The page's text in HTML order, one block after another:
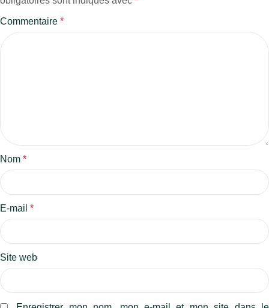
Commentaire *
Nom *
E-mail *
Site web